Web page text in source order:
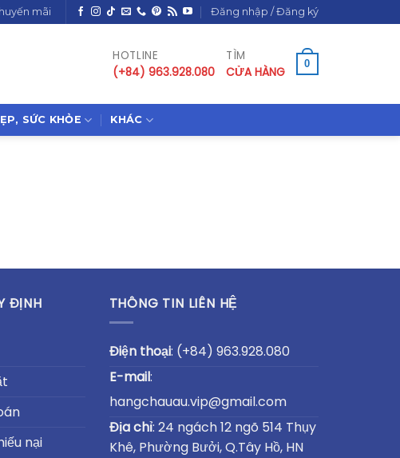
mãi Đăng nhập / Đăng ký
HOTLINE
(+84) 963.928.080
TÌM
CỬA HÀNG
0
SỨC KHỎE KHÁC
ĐỊNH
nại
THÔNG TIN LIÊN HỆ
Điện thoại: (+84) 963.928.080
E-mail:
hangchauau.vip@gmail.com
Địa chỉ: 24 ngách 12 ngõ 514 Thụy
Khê, Phường Bưởi, Q.Tây Hồ, HN